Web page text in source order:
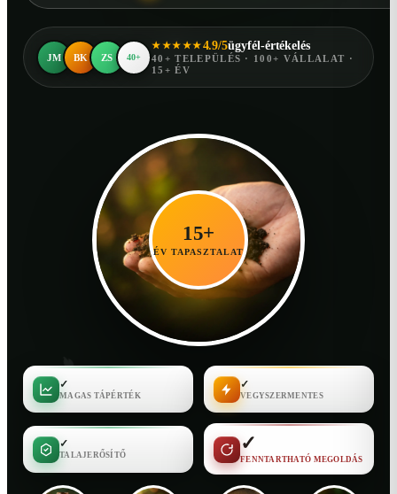
JM BK ZS 40+
★★★★★4.9/5ügyfél-értékelés
40+ TELEPÜLÉS · 100+ VÁLLALAT ·
15+ ÉV
15+
ÉV TAPASZTALAT
✓
MAGAS TÁPÉRTÉK
✓
VEGYSZERMENTES
✓
TALAJERŐSÍTŐ
✓
FENNTARTHATÓ MEGOLDÁS